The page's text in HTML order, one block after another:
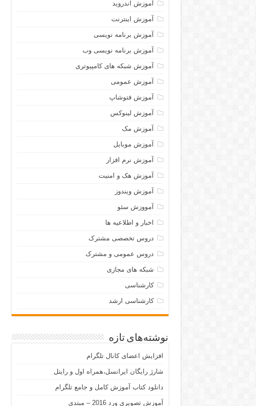
آموزش اندروید
آموزش اینترنت
آموزش برنامه نویسی
آموزش برنامه نویسی وب
آموزش شبکه های کامپیوتری
آموزش عمومی
آموزش فتوشاپ
آموزش لینوکس
آموزش مک
آموزش موبایل
آموزش نرم افزار
آموزش هک و امنیت
آموزش ویندوز
آمووزش سئو
اخبار و اطلاعیه ها
دروس تخصصی مشترک
دروس عمومی و مشترک
شبکه های مجازی
کارشناسی
کارشناسی ارشد
نوشته‌های تازه
افزایش اعضای کانال تلگرام
شارژ رایگان ایرانسل،همراه اول و رایتل
دانلود کتاب آموزش کامل و جامع تلگرام
آموزش تصویری ورد 2016 – مبتدی